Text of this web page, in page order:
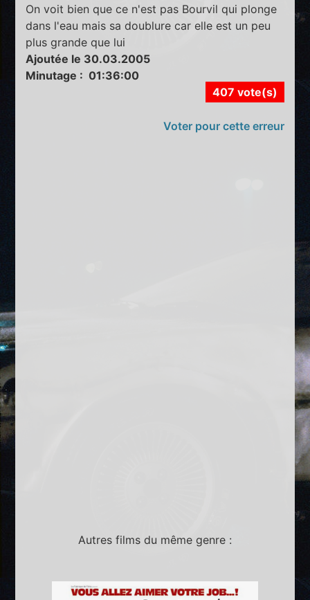
On voit bien que ce n'est pas Bourvil qui plonge
dans l'eau mais sa doublure car elle est un peu
plus grande que lui
Ajoutée le 30.03.2005
Minutage : 01:36:00
407 vote(s)
Voter pour cette erreur
Autres films du même genre :